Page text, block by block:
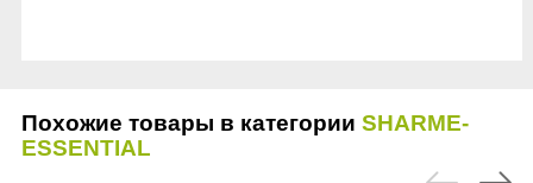
Похожие товары в категории SHARME-
ESSENTIAL